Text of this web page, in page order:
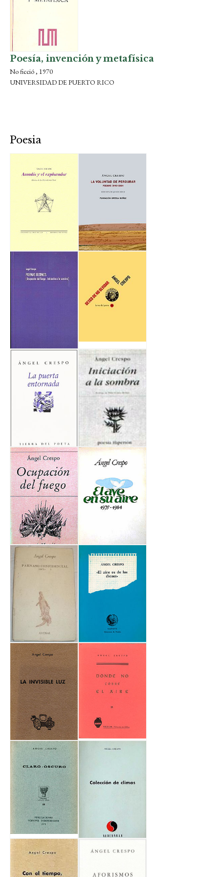
Poesía, invención y metafísica
No ficció , 1970
UNIVERSIDAD DE PUERTO RICO
Poesia